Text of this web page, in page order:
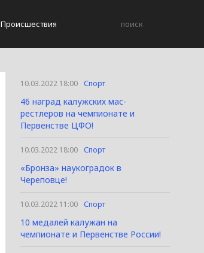
Происшествия
10.03.2022 18:00 Спорт
46 наград калужских мас-
рестлеров на чемпионате и
Первенстве ЦФО!
10.03.2022 18:00 Спорт
«Бронза» наукоградок в
Череповце!
10.03.2022 11:00 Спорт
10 медалей калужан на
чемпионате и Первенстве России!